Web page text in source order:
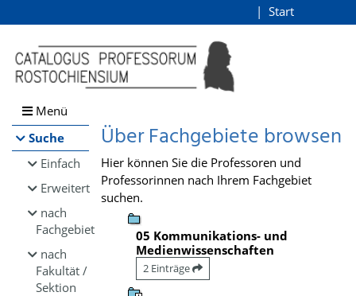
Browsen
direkt zum Inhalt
Start
Menü
Suche
Einfach
Erweitert
nach
Fachgebiet
nach
Fakultät /
Sektion
Über Fachgebiete browsen
Hier können Sie die Professoren und
Professorinnen nach Ihrem Fachgebiet
suchen.
05 Kommunikations- und
Medienwissenschaften
2 Einträge